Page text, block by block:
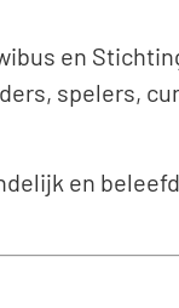
en
spelers,
en